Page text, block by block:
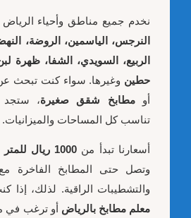
نخدم جميع مناطق وأحياء
النرجس، الياسمين، الروضة،
الربيع، السويدي، الشفا، ظهرة
حطين وغيرها. سواء كنت تبحث
أومطابخ شقق صغيرة، ستجد
تناسب كل المساحات والميزانيات.
أسعارنا تبدأ من 1000 ريال للمتر
وتصل حتى المطابخ الفاخرة مع
والتشطيبات الراقية. لذلك،
معلم مطابخ بالرياض أو ترغب في